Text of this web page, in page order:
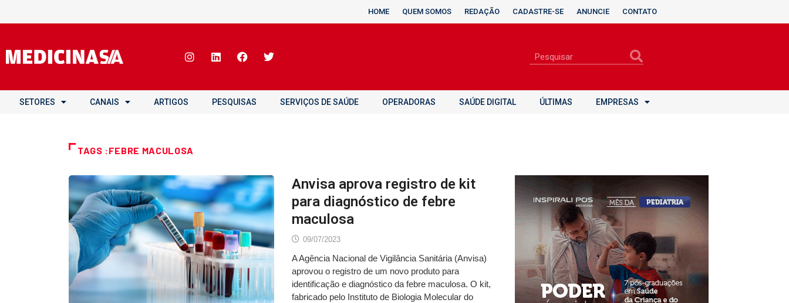
HOME QUEM SOMOS REDAÇÃO CADASTRE-SE ANUNCIE CONTATO
SETORES CANAIS ARTIGOS PESQUISAS SERVIÇOS DE SAÚDE OPERADORAS SAÚDE DIGITAL ÚLTIMAS EMPRESAS
TAGS :FEBRE MACULOSA
Anvisa aprova registro de kit
para diagnóstico de febre
maculosa
09/07/2023
A Agência Nacional de Vigilância Sanitária (Anvisa)
aprovou o registro de um novo produto para
identificação e diagnóstico da febre maculosa. O kit,
fabricado pelo Instituto de Biologia Molecular do